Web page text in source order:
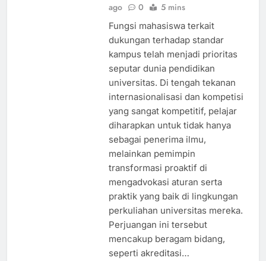
ago
0 5 mins
Fungsi mahasiswa terkait
dukungan terhadap standar
kampus telah menjadi prioritas
seputar dunia pendidikan
universitas. Di tengah tekanan
internasionalisasi dan kompetisi
yang sangat kompetitif, pelajar
diharapkan untuk tidak hanya
sebagai penerima ilmu,
melainkan pemimpin
transformasi proaktif di
mengadvokasi aturan serta
praktik yang baik di lingkungan
perkuliahan universitas mereka.
Perjuangan ini tersebut
mencakup beragam bidang,
seperti akreditasi…